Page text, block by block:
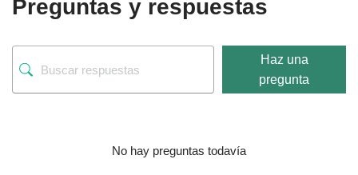
Preguntas y respuestas
Haz una
pregunta
No hay preguntas todavía